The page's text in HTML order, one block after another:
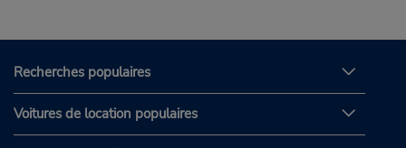
Recherches populaires
Voitures de location populaires